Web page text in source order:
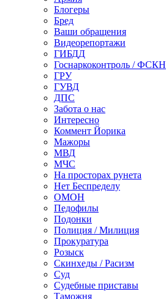
Блогеры
Бред
Ваши обращения
Видеорепортажи
ГИБДД
Госнаркоконтроль / ФСКН
ГРУ
ГУВД
ДПС
Забота о нас
Интересно
Коммент Йорика
Мажоры
МВД
МЧС
На просторах рунета
Нет Беспределу
ОМОН
Педофилы
Подонки
Полиция / Милиция
Прокуратура
Розыск
Скинхеды / Расизм
Суд
Судебные приставы
Таможня